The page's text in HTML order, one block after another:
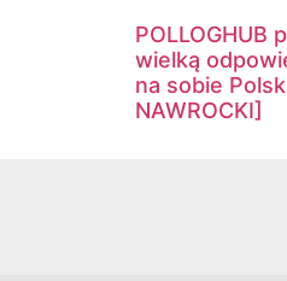
POLLOGHUB
wielką
na sobie
NAWROCKI]